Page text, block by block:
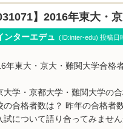
】2016年東大・
ンターエデュ (ID:inter-edu) 投稿日
年東大・京大・難関大学合格
大学・京都大学・難関大学の合
の合格者数は？ 昨年の合格者
試について語り合ってみません